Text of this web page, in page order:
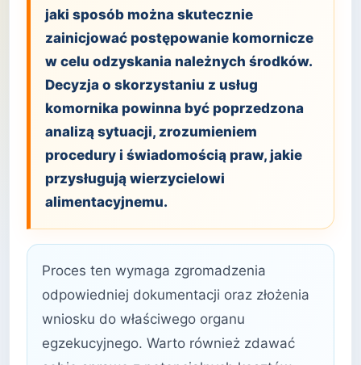
jaki sposób można skutecznie
zainicjować postępowanie komornicze
w celu odzyskania należnych środków.
Decyzja o skorzystaniu z usług
komornika powinna być poprzedzona
analizą sytuacji, zrozumieniem
procedury i świadomością praw, jakie
przysługują wierzycielowi
alimentacyjnemu.
Proces ten wymaga zgromadzenia
odpowiedniej dokumentacji oraz złożenia
wniosku do właściwego organu
egzekucyjnego. Warto również zdawać